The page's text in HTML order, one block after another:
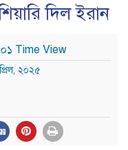
দিল ইরান
Time View
২০২৫